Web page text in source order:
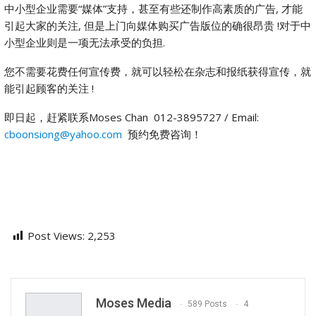
中小型企业需要“媒体”支持，甚至有些还制作高素质的广告, 才能
引起大家的关注, 但是上门向媒体购买广告版位的确很昂贵 !对于中
小型企业则是一项无法承受的负担.
您不需要花费任何宣传费，就可以轻松在杂志和报纸获得宣传，就
能引起顾客的关注 !
即日起，赶紧联系Moses Chan 012-3895727 / Email:
cboonsiong@yahoo.com 预约免费咨询！
Post Views: 2,253
Moses Media 589 Posts 4